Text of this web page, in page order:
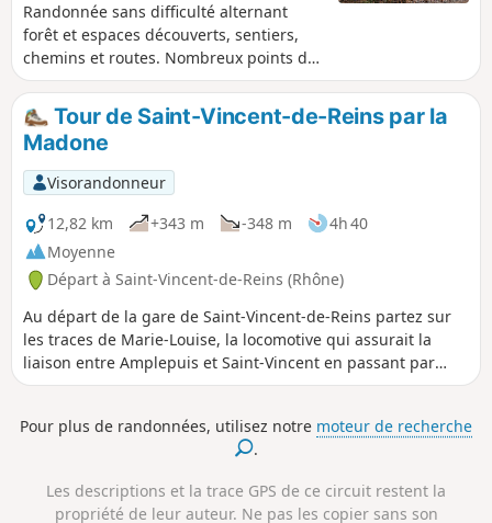
Randonnée sans difficulté alternant
forêt et espaces découverts, sentiers,
chemins et routes. Nombreux points de
vue sur les panoramas environnants,
jusqu'aux Monts de la Madeleine et du
Forez. À noter qu'une partie du
parcours, de (3) à (5), suit une route plus
importante, mais peu fréquentée. Entre
(1) et (5) le parcours est en terrain
découvert : prévoir eau et couvre-chefs
par temps chaud. Le reste du circuit est
pour l'essentiel sous le couvert de la
forêt.
Tour de Saint-Vincent-de-Reins par la
Madone
Visorandonneur
12,82 km
+343 m -348 m
4h 40
Moyenne
Départ à Saint-Vincent-de-Reins (Rhône)
Au départ de la gare de Saint-Vincent-de-Reins partez sur
les traces de Marie-Louise, la locomotive qui assurait la
liaison entre Amplepuis et Saint-Vincent en passant par
Cublize et Magny. Puis montez sur les hauteurs de Magny
Pour plus de randonnées, utilisez notre moteur de recherche
.
Les descriptions et la trace GPS de ce circuit restent la
propriété de leur auteur. Ne pas les copier sans son